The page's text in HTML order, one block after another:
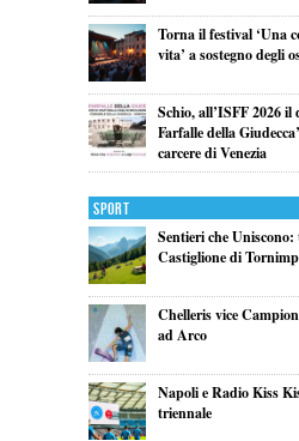
Torna il festival ‘Una
vita’ a sostegno degli
Schio, all’ISFF 2026 il
Farfalle della
carcere di Venezia
Sport
Sentieri che
Castiglione di
Chelleris vice
ad Arco
Napoli e Radio Kiss
triennale